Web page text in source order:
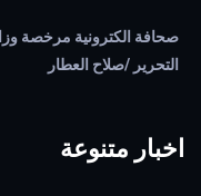
التحرير /صلاح العطار
اخبار متنوعة